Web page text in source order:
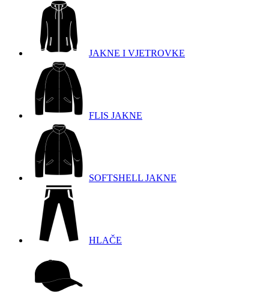
JAKNE I VJETROVKE
FLIS JAKNE
SOFTSHELL JAKNE
HLAČE